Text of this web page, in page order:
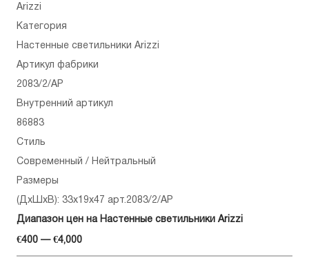
Arizzi
Категория
Настенные светильники Arizzi
Артикул фабрики
2083/2/AP
Внутренний артикул
86883
Стиль
Современный / Нейтральный
Размеры
(ДхШхВ): 33x19x47 арт.2083/2/AP
Диапазон цен на Настенные светильники Arizzi
€400 — €4,000